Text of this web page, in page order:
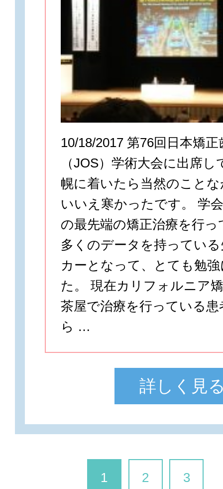
10/18/2017 第76回日本矯
（JOS）学術大会に出席
幌に着いたら当然のこと
いいえ寒かったです。 学
の最先端の矯正治療を行
多くのデータを持ってい
カーとなって、とても勉
た。 現在カリフォルニア
茶屋で治療を行っている
ら …
詳しく見
1 2 3